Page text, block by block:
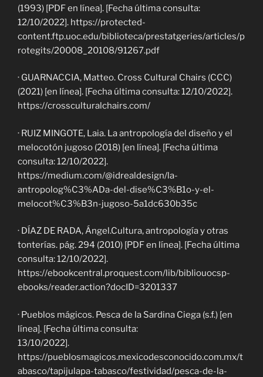
(1993) [PDF en línea]. [Fecha última consulta:
12/10/2022]. https://protected-
content.ftp.uoc.edu/biblioteca/prestatgeries/articles/p
rotegits/20008_20108/91267.pdf
· GUARNACCIA, Matteo. Cross Cultural Chairs (CCC)
(2021) [en línea]. [Fecha última consulta: 12/10/2022].
https://crossculturalchairs.com/
· RUIZ MINGOTE, Laia. La antropología del diseño y el
melocotón jugoso (2018) [en línea]. [Fecha última
consulta: 12/10/2022].
https://medium.com/@idrealdesign/la-
antropolog%C3%ADa-del-dise%C3%B1o-y-el-
melocot%C3%B3n-jugoso-5a1dc630b35c
· DÍAZ DE RADA, Ángel.Cultura, antropología y otras
tonterías. pág. 294 (2010) [PDF en línea]. [Fecha última
consulta: 12/10/2022].
https://ebookcentral.proquest.com/lib/bibliouocsp-
ebooks/reader.action?docID=3201337
· Pueblos mágicos. Pesca de la Sardina Ciega (s.f.) [en
línea]. [Fecha última consulta:
13/10/2022].
https://pueblosmagicos.mexicodesconocido.com.mx/t
abasco/tapijulapa-tabasco/festividad/pesca-de-la-